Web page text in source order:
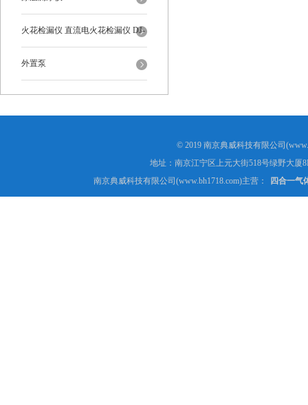
火花检漏仪 直流电火花检漏仪 DJ-
6-A型
外置泵
© 2019 南京典威科技有限公司
地址：南京江宁区上元大街518号绿野大厦
南京典威科技有限公司(www.bh1718.com)主营：
四合一气